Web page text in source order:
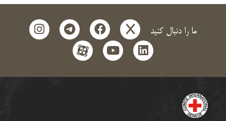
ما را دنبال کنید x
facebook
telegram
instagram
linkedin
youtube
aparat